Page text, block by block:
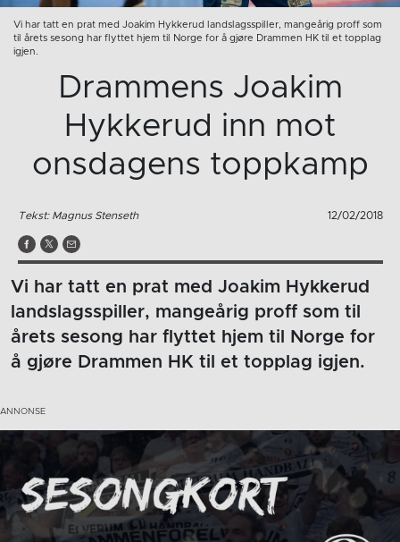
Vi har tatt en prat med Joakim Hykkerud landslagsspiller, mangeårig proff som
til årets sesong har flyttet hjem til Norge for å gjøre Drammen HK til et topplag
igjen.
Drammens Joakim
Hykkerud inn mot
onsdagens toppkamp
Tekst: Magnus Stenseth 12/02/2018
Vi har tatt en prat med Joakim Hykkerud
landslagsspiller, mangeårig proff som til
årets sesong har flyttet hjem til Norge for
å gjøre Drammen HK til et topplag igjen.